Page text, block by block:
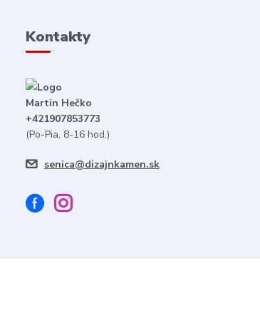
Kontakty
Martin Hečko
+421907853773
(Po-Pia, 8-16 hod.)
senica@dizajnkamen.sk